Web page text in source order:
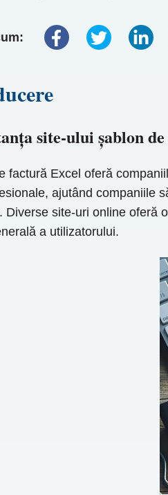
site-ului șablon
factură Excel oferă
ajutând companiile
Diverse site-uri online oferă
a utilizatorului.